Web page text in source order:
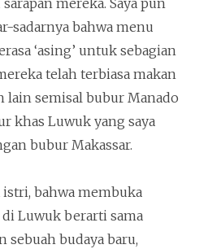
mereka. Saya pun
sadarnya bahwa menu
‘asing’ untuk sebagian
telah terbiasa makan
lain semisal bubur Manado
khas Luwuk yang saya
bubur Makassar.
istri, bahwa membuka
Luwuk berarti sama
sebuah budaya baru,